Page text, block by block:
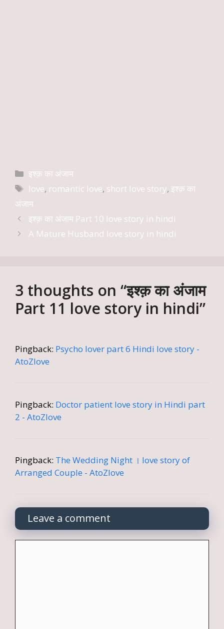
Categories
इश्क़ का अंजाम
Tags
love, romantic love, short love story,इश्क़ का
अंजाम
इश्क़ का अंजाम Part 10 love story in hindi
A Mature Husband love story in hindi
3 thoughts on “इश्क़ का अंजाम
Part 11 love story in hindi”
Pingback: Psycho lover part 6 Hindi love story -
AtoZlove
Pingback: Doctor patient love story in Hindi part
2 - AtoZlove
Pingback: The Wedding Night । love story of
Arranged Couple - AtoZlove
Leave a comment